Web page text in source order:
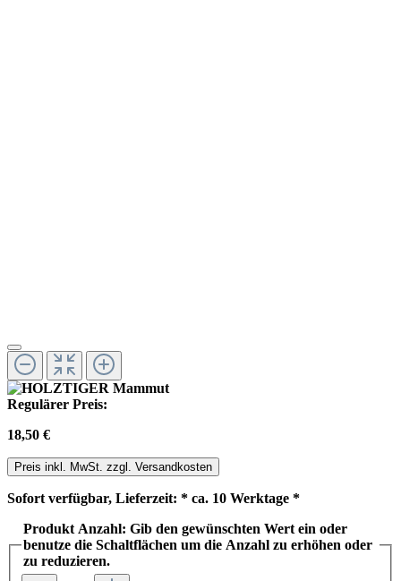
Regulärer Preis:
18,50 €
Preis inkl. MwSt. zzgl. Versandkosten
Sofort verfügbar, Lieferzeit: * ca. 10 Werktage *
Produkt Anzahl: Gib den gewünschten Wert ein oder
benutze die Schaltflächen um die Anzahl zu erhöhen oder
zu reduzieren.